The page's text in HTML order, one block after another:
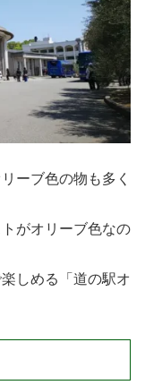
ーブ色の物も多く
がオリーブ色なの
しめる「道の駅オ